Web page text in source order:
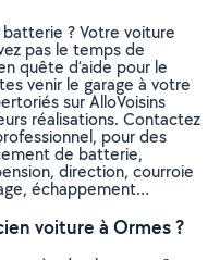
? Votre voiture
pas le temps de
quête d’aide pour le
venir le garage à votre
sur AlloVoisins
réalisations. Contactez
pour des
de batterie,
direction, courroie
échappement…
voiture à Ormes ?